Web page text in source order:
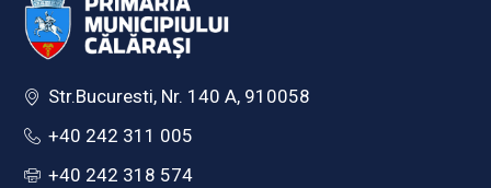
Str.Bucuresti, Nr. 140 A, 910058
+40 242 311 005
+40 242 318 574